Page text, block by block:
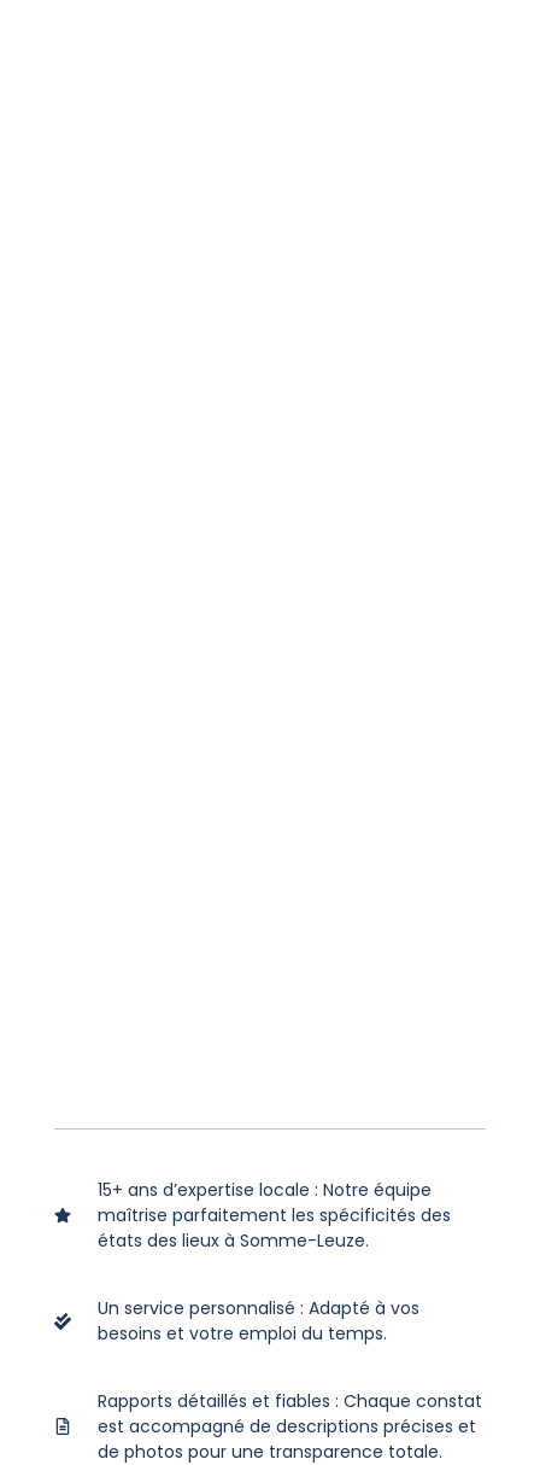
15+ ans d’expertise locale : Notre équipe
maîtrise parfaitement les spécificités des
états des lieux à Somme-Leuze.
Un service personnalisé : Adapté à vos
besoins et votre emploi du temps.
Rapports détaillés et fiables : Chaque constat
est accompagné de descriptions précises et
de photos pour une transparence totale.